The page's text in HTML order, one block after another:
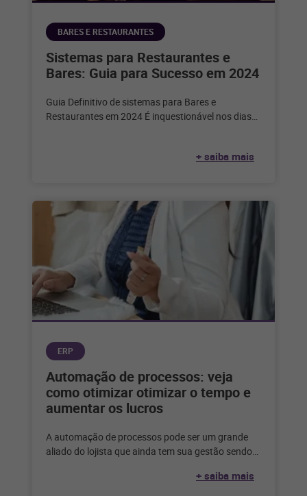
BARES E RESTAURANTES
Sistemas para Restaurantes e
Bares: Guia para Sucesso em 2024
Guia Definitivo de sistemas para Bares e
Restaurantes em 2024 É inquestionável nos dias
+ saiba mais
ERP
Automação de processos: veja
como otimizar otimizar o tempo e
aumentar os lucros
A automação de processos pode ser um grande
aliado do lojista que ainda tem sua gestão sendo
+ saiba mais